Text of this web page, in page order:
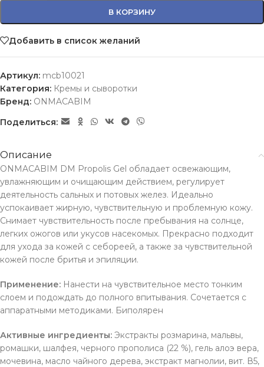
В КОРЗИНУ
Добавить в список желаний
Артикул: mcb10021
Категория: Кремы и сыворотки
Бренд: ONMACABIM
Поделиться:
Описание
ONMACABIM DM Propolis Gel обладает освежающим,
увлажняющим и очищающим действием, регулирует
деятельность сальных и потовых желез. Идеально
успокаивает жирную, чувствительную и проблемную кожу.
Снимает чувствительность после пребывания на солнце,
легких ожогов или укусов насекомых. Прекрасно подходит
для ухода за кожей с себореей, а также за чувствительной
кожей после бритья и эпиляции.
Применение: Нанести на чувствительное место тонким
слоем и подождать до полного впитывания. Сочетается с
аппаратными методиками. Биполярен
Активные ингредиенты: Экстракты розмарина, мальвы,
ромашки, шалфея, черного прополиса (22 %), гель алоэ вера,
мочевина, масло чайного дерева, экстракт магнолии, вит. В5,